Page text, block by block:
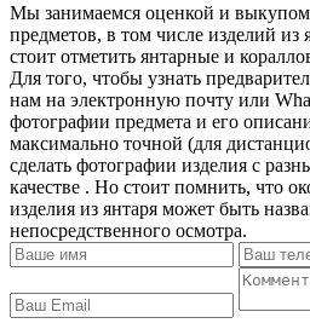
Мы занимаемся оценкой и
предметов, в том числе изделий из
стоит отметить янтарные и
Для того, чтобы узнать
нам на электронную почту или
фотографии предмета и его
максимально точной (для
сделать фотографии изделия с
качестве . Но стоит помнить, что
изделия из янтаря может быть
непосредственного осмотра.